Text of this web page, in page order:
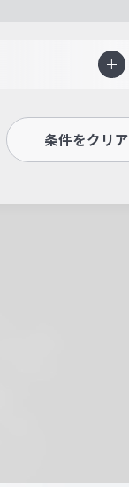
条件をクリア